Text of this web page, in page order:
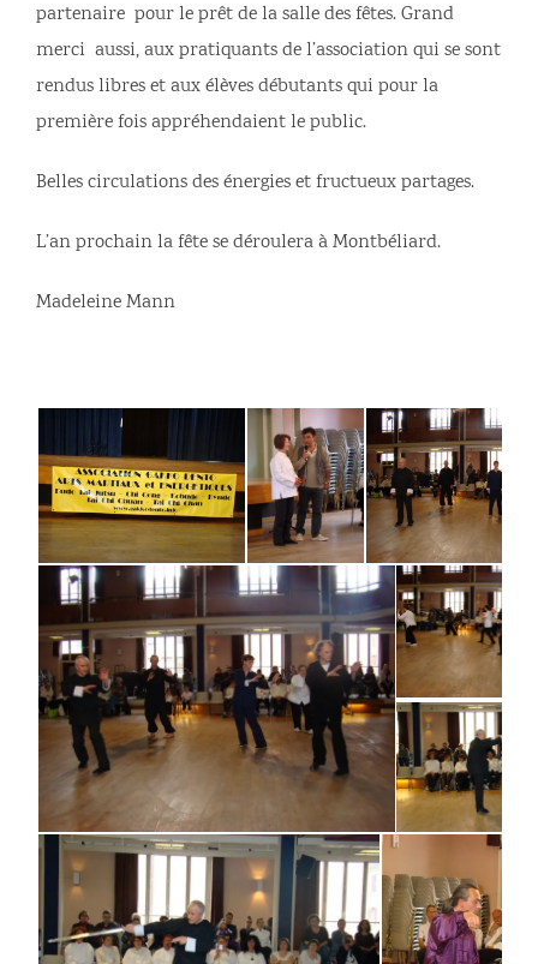
partenaire pour le prêt de la salle des fêtes. Grand
merci aussi, aux pratiquants de l’association qui se sont
rendus libres et aux élèves débutants qui pour la
première fois appréhendaient le public.
Belles circulations des énergies et fructueux partages.
L’an prochain la fête se déroulera à Montbéliard.
Madeleine Mann